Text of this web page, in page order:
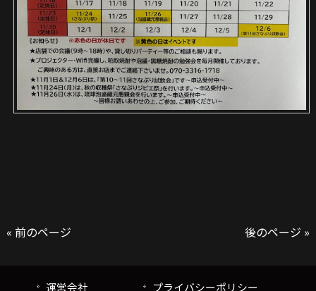
« 前のページ 後のページ »
運営会社 プライバシーポリシー